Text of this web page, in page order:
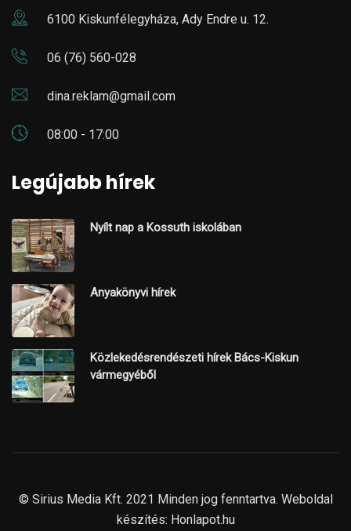
6100 Kiskunfélegyháza, Ady Endre u. 12.
06 (76) 560-028
dina.reklam@gmail.com
08:00 - 17:00
Legújabb hírek
Nyílt nap a Kossuth iskolában
Anyakönyvi hírek
Közlekedésrendészeti hírek Bács-Kiskun
vármegyéből
© Sirius Media Kft. 2021 Minden jog fenntartva. Weboldal
készítés: Honlapot.hu